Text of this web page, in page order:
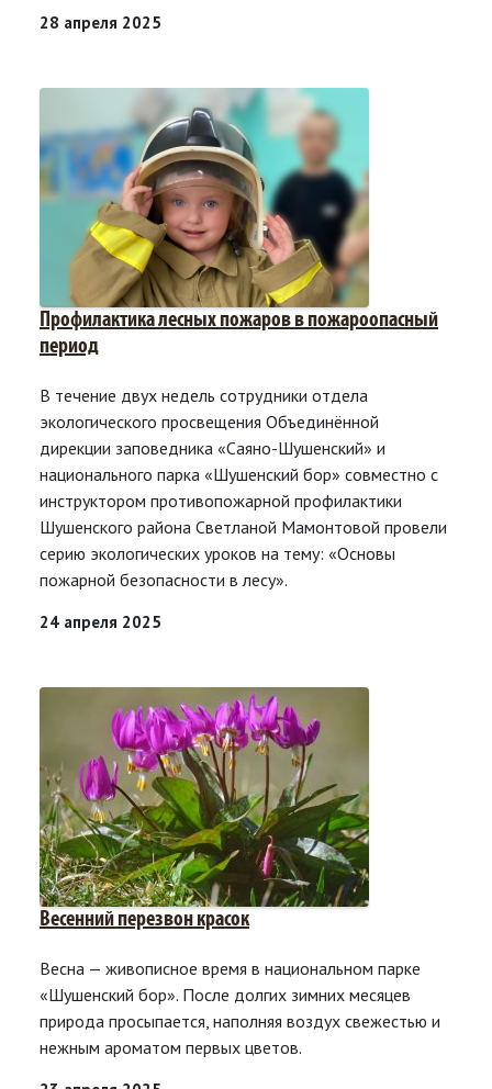
28 апреля 2025
Профилактика лесных пожаров в пожароопасный
период
В течение двух недель сотрудники отдела
экологического просвещения Объединённой
дирекции заповедника «Саяно-Шушенский» и
национального парка «Шушенский бор» совместно с
инструктором противопожарной профилактики
Шушенского района Светланой Мамонтовой провели
серию экологических уроков на тему: «Основы
пожарной безопасности в лесу».
24 апреля 2025
Весенний перезвон красок
Весна — живописное время в национальном парке
«Шушенский бор». После долгих зимних месяцев
природа просыпается, наполняя воздух свежестью и
нежным ароматом первых цветов.